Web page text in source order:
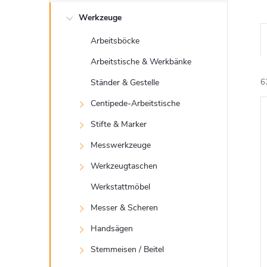
Werkzeuge
Arbeitsböcke
Arbeitstische & Werkbänke
Ständer & Gestelle
Centipede-Arbeitstische
Stifte & Marker
Messwerkzeuge
Werkzeugtaschen
Werkstattmöbel
Messer & Scheren
Handsägen
Stemmeisen / Beitel
r